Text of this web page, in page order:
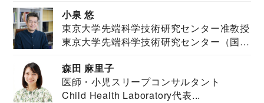
小泉 悠
東京大学先端科学技術研究センター准教授
東京大学先端科学技術研究センター（国際
森田 麻里子
医師・小児スリープコンサルタント
Child Health Laboratory代表...